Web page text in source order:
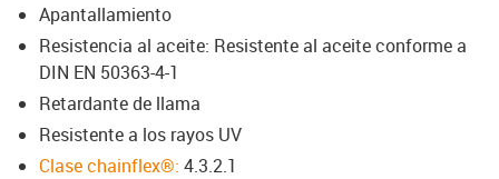
Apantallamiento
Resistencia al aceite: Resistente al aceite conforme a
DIN EN 50363-4-1
Retardante de llama
Resistente a los rayos UV
Clase chainflex®: 4.3.2.1